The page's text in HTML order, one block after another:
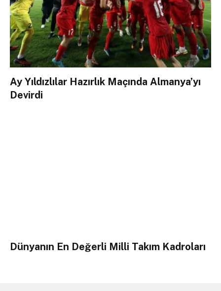
Ay Yıldızlılar Hazırlık Maçında Almanya’yı
Devirdi
Dünyanın En Değerli Milli Takım Kadroları